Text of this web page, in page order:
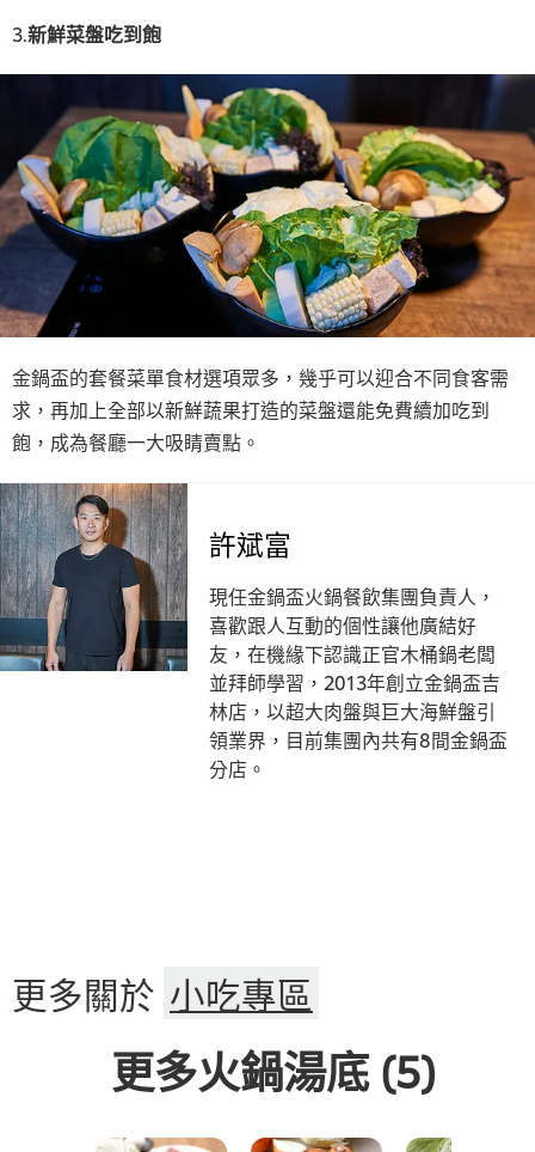
3.新鮮菜盤吃到飽
金鍋盃的套餐菜單食材選項眾多，幾乎可以迎合不同食客需
求，再加上全部以新鮮蔬果打造的菜盤還能免費續加吃到
飽，成為餐廳一大吸睛賣點。
許斌富
現任金鍋盃火鍋餐飲集團負責人，
喜歡跟人互動的個性讓他廣結好
友，在機緣下認識正官木桶鍋老闆
並拜師學習，2013年創立金鍋盃吉
林店，以超大肉盤與巨大海鮮盤引
領業界，目前集團內共有8間金鍋盃
分店。
更多關於 小吃專區
更多火鍋湯底(5)